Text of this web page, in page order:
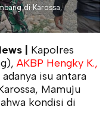
di Karossa,
|
Kapolres
AKBP Hengky K.,
isu antara
Mamuju
kondisi di